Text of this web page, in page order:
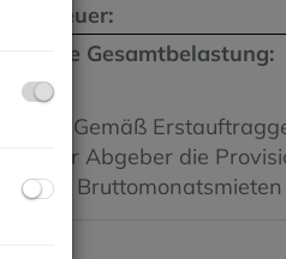
Gesamtbelastung:
Gemäß
der Abgeber die
3 Bruttomonatsmieten